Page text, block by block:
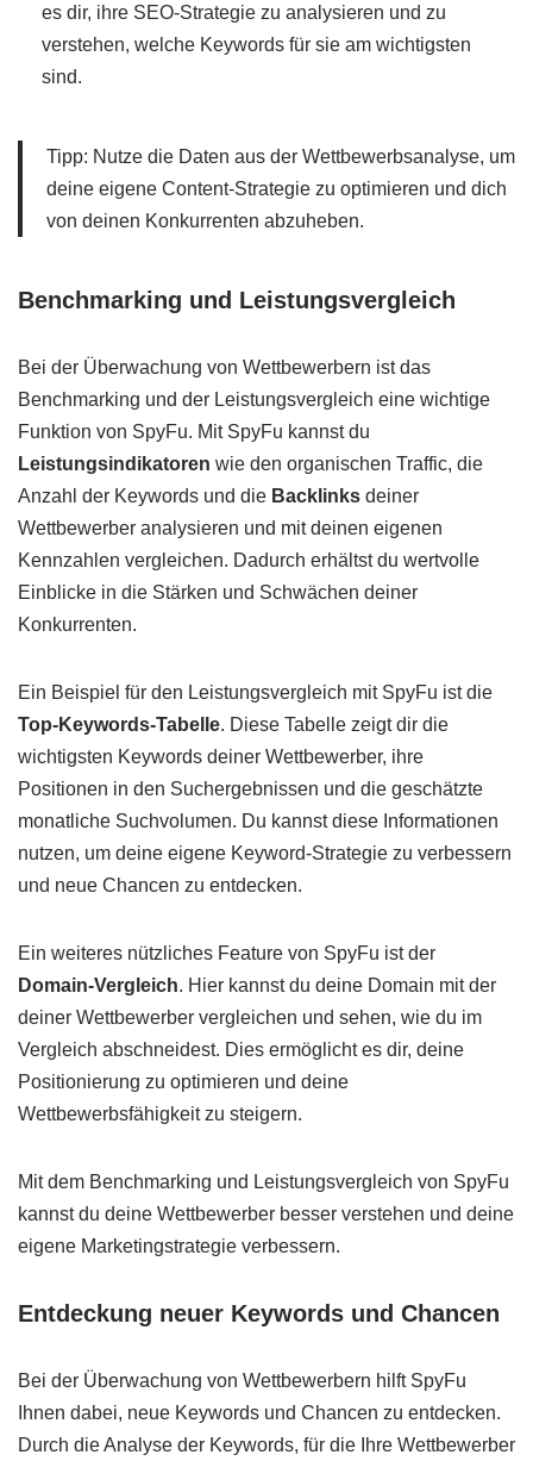
es dir, ihre SEO-Strategie zu analysieren und zu
verstehen, welche Keywords für sie am wichtigsten
sind.
Tipp: Nutze die Daten aus der Wettbewerbsanalyse, um
deine eigene Content-Strategie zu optimieren und dich
von deinen Konkurrenten abzuheben.
Benchmarking und Leistungsvergleich
Bei der Überwachung von Wettbewerbern ist das
Benchmarking und der Leistungsvergleich eine wichtige
Funktion von SpyFu. Mit SpyFu kannst du
Leistungsindikatoren wie den organischen Traffic, die
Anzahl der Keywords und die Backlinks deiner
Wettbewerber analysieren und mit deinen eigenen
Kennzahlen vergleichen. Dadurch erhältst du wertvolle
Einblicke in die Stärken und Schwächen deiner
Konkurrenten.
Ein Beispiel für den Leistungsvergleich mit SpyFu ist die
Top-Keywords-Tabelle. Diese Tabelle zeigt dir die
wichtigsten Keywords deiner Wettbewerber, ihre
Positionen in den Suchergebnissen und die geschätzte
monatliche Suchvolumen. Du kannst diese Informationen
nutzen, um deine eigene Keyword-Strategie zu verbessern
und neue Chancen zu entdecken.
Ein weiteres nützliches Feature von SpyFu ist der
Domain-Vergleich. Hier kannst du deine Domain mit der
deiner Wettbewerber vergleichen und sehen, wie du im
Vergleich abschneidest. Dies ermöglicht es dir, deine
Positionierung zu optimieren und deine
Wettbewerbsfähigkeit zu steigern.
Mit dem Benchmarking und Leistungsvergleich von SpyFu
kannst du deine Wettbewerber besser verstehen und deine
eigene Marketingstrategie verbessern.
Entdeckung neuer Keywords und Chancen
Bei der Überwachung von Wettbewerbern hilft SpyFu
Ihnen dabei, neue Keywords und Chancen zu entdecken.
Durch die Analyse der Keywords, für die Ihre Wettbewerber